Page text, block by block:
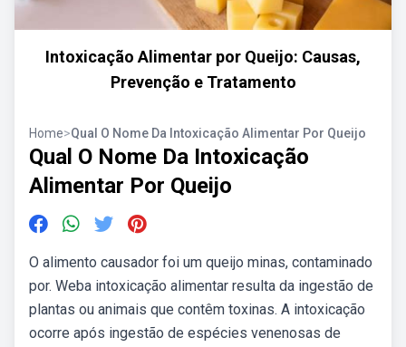
Intoxicação Alimentar por Queijo: Causas,
Prevenção e Tratamento
Home>Qual O Nome Da Intoxicação Alimentar Por Queijo
Qual O Nome Da Intoxicação
Alimentar Por Queijo
O alimento causador foi um queijo minas, contaminado
por. Weba intoxicação alimentar resulta da ingestão de
plantas ou animais que contêm toxinas. A intoxicação
ocorre após ingestão de espécies venenosas de